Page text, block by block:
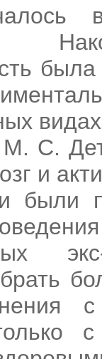
С.
и
были
с